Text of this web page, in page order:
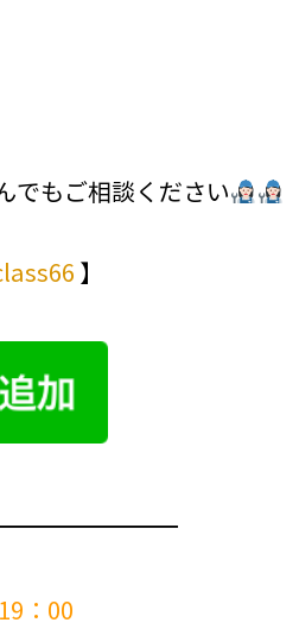
でもご相談ください
】
：00